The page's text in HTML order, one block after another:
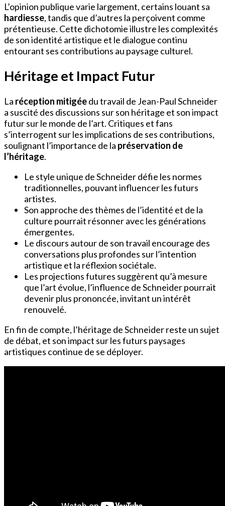
L’opinion publique varie largement, certains louant sa
hardiesse, tandis que d’autres la perçoivent comme
prétentieuse. Cette dichotomie illustre les complexités
de son identité artistique et le dialogue continu
entourant ses contributions au paysage culturel.
Héritage et Impact Futur
La réception mitigéedu travail de Jean-Paul Schneider
a suscité des discussions sur son héritage et son impact
futur sur le monde de l’art. Critiques et fans
s’interrogent sur les implications de ses contributions,
soulignant l’importance de la préservation de
l’héritage.
Le style unique de Schneider défie les normes
traditionnelles, pouvant influencer les futurs
artistes.
Son approche des thèmes de l’identité et de la
culture pourrait résonner avec les générations
émergentes.
Le discours autour de son travail encourage des
conversations plus profondes sur l’intention
artistique et la réflexion sociétale.
Les projections futures suggèrent qu’à mesure
que l’art évolue, l’influence de Schneider pourrait
devenir plus prononcée, invitant un intérêt
renouvelé.
En fin de compte, l’héritage de Schneider reste un sujet
de débat, et son impact sur les futurs paysages
artistiques continue de se déployer.